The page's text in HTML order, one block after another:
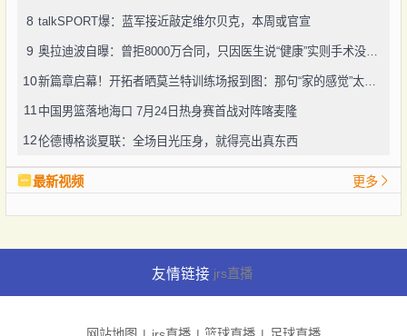
8 talkSPORT爆：蓝军接近敲定维尔贝克，本周或官宣
9 奥拉迪波自曝：曾拒8000万合同，只因医生说“健康”实则手术没做好
10 新篇章启幕！开拓者晒莫兰特训练场报到图：那句“家的感觉”太戳人
11 中国男篮落地海口 7月24日热身赛首战对阵喀麦隆
12伦德博格谈夏联：全场目光压身，就得亮出真东西
最新视频 更多
友情链接 jrs直播